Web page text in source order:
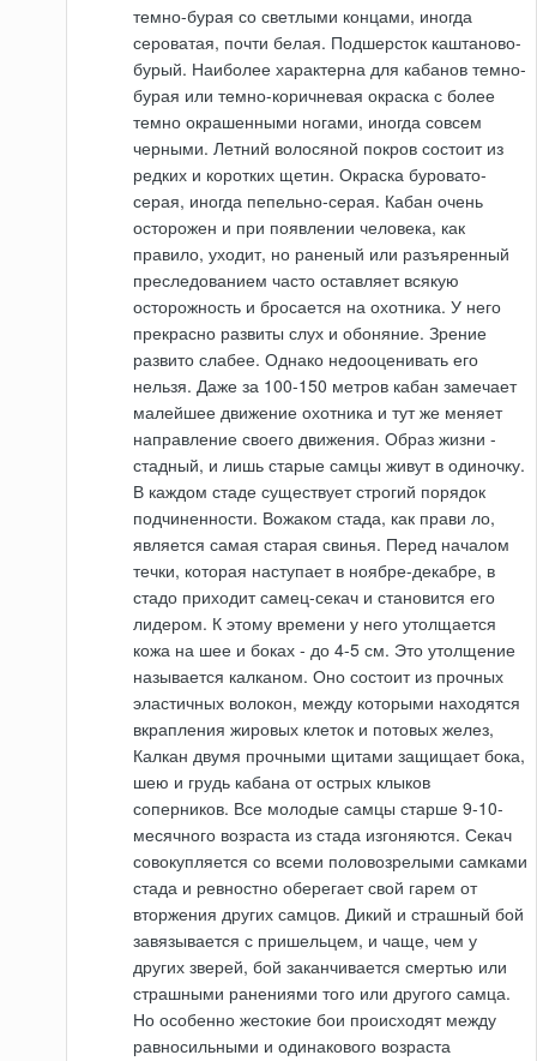
темно-бурая со светлыми концами, иногда
сероватая, почти белая. Подшерсток каштаново-
бурый. Наиболее характерна для кабанов темно-
бурая или темно-коричневая окраска с более
темно окрашенными ногами, иногда совсем
черными. Летний волосяной покров состоит из
редких и коротких щетин. Окраска буровато-
серая, иногда пепельно-серая. Кабан очень
осторожен и при появлении человека, как
правило, уходит, но раненый или разъяренный
преследованием часто оставляет всякую
осторожность и бросается на охотника. У него
прекрасно развиты слух и обоняние. Зрение
развито слабее. Однако недооценивать его
нельзя. Даже за 100-150 метров кабан замечает
малейшее движение охотника и тут же меняет
направление своего движения. Образ жизни -
стадный, и лишь старые самцы живут в одиночку.
В каждом стаде существует строгий порядок
подчиненности. Вожаком стада, как прави ло,
является самая старая свинья. Перед началом
течки, которая наступает в ноябре-декабре, в
стадо приходит самец-секач и становится его
лидером. К этому времени у него утолщается
кожа на шее и боках - до 4-5 см. Это утолщение
называется калканом. Оно состоит из прочных
эластичных волокон, между которыми находятся
вкрапления жировых клеток и потовых желез,
Калкан двумя прочными щитами защищает бока,
шею и грудь кабана от острых клыков
соперников. Все молодые самцы старше 9-10-
месячного возраста из стада изгоняются. Секач
совокупляется со всеми половозрелыми самками
стада и ревностно оберегает свой гарем от
вторжения других самцов. Дикий и страшный бой
завязывается с пришельцем, и чаще, чем у
других зверей, бой заканчивается смертью или
страшными ранениями того или другого самца.
Но особенно жестокие бои происходят между
равносильными и одинакового возраста